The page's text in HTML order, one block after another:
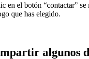
en el botón “contactar” se
que has elegido.
algunos